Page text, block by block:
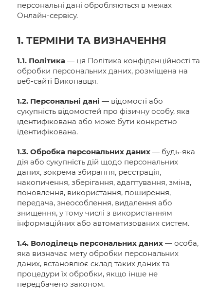
персональні дані обробляються в межах
Онлайн-сервісу.
1. ТЕРМІНИ ТА ВИЗНАЧЕННЯ
1.1. Політика — ця Політика конфіденційності та
обробки персональних даних, розміщена на
веб-сайті Виконавця.
1.2. Персональні дані — відомості або
сукупність відомостей про фізичну особу, яка
ідентифікована або може бути конкретно
ідентифікована.
1.3. Обробка персональних даних — будь-яка
дія або сукупність дій щодо персональних
даних, зокрема збирання, реєстрація,
накопичення, зберігання, адаптування, зміна,
поновлення, використання, поширення,
передача, знеособлення, видалення або
знищення, у тому числі з використанням
інформаційних або автоматизованих систем.
1.4. Володілець персональних даних — особа,
яка визначає мету обробки персональних
даних, встановлює склад таких даних та
процедури їх обробки, якщо інше не
передбачено законом.